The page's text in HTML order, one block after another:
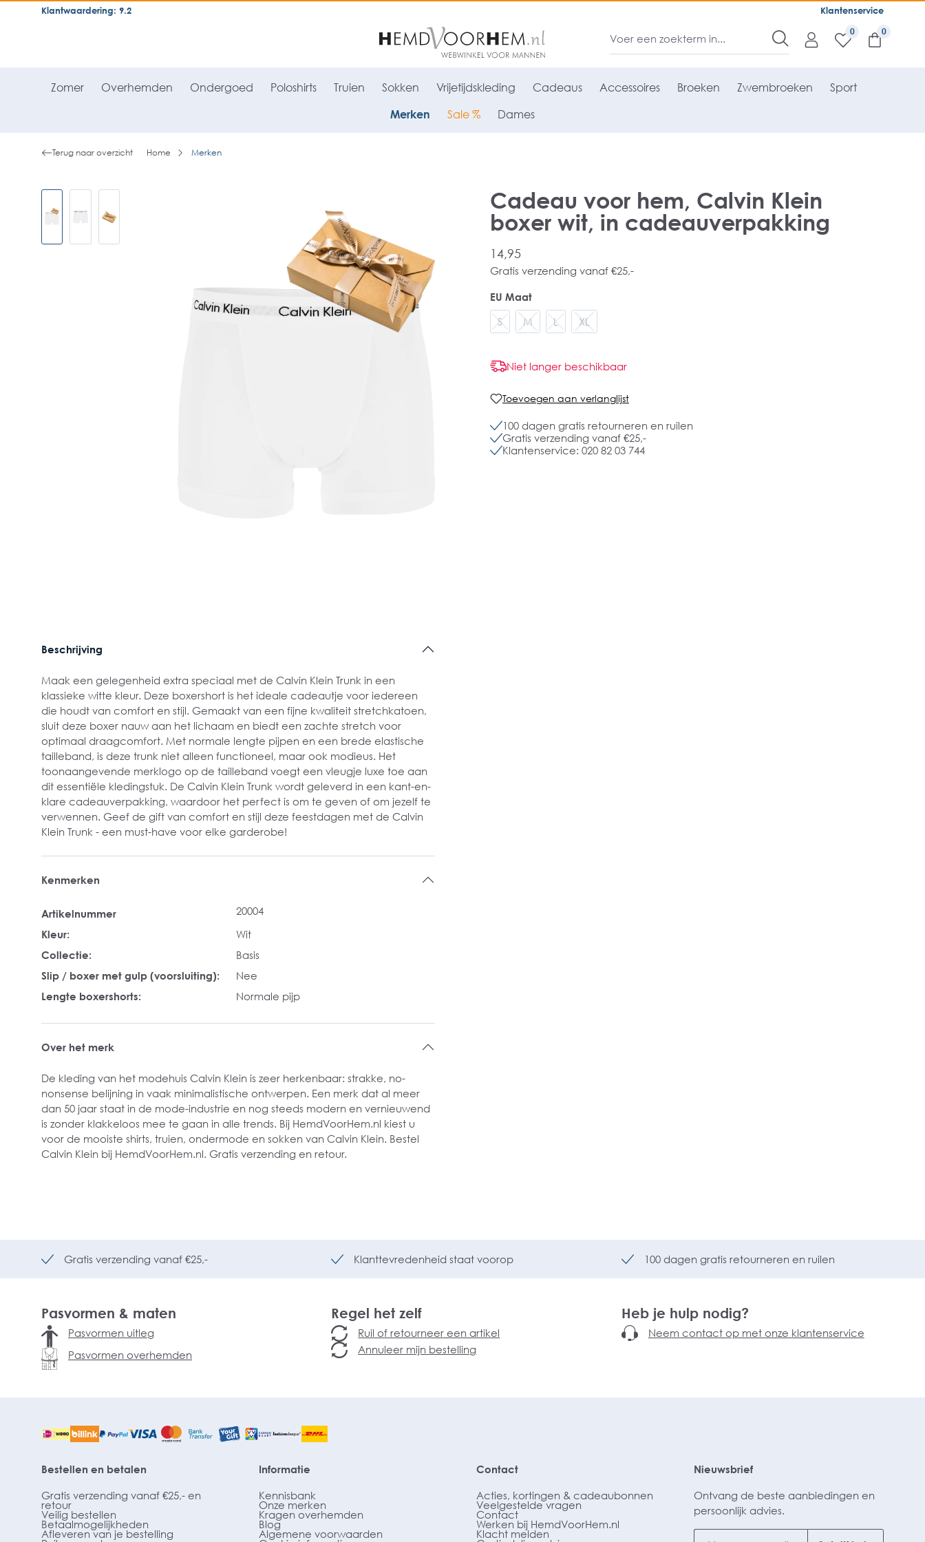
general.skipToNavigation Klantenservice
Klantwaardering: 9.2
0
Zomer Overhemden Ondergoed Poloshirts Truien Sokken Vrijetijdskleding Cadeaus Accessoires Broeken Zwembroeken Sport
Merken Sale % Dames
Terug naar overzicht Home Merken
Cadeau voor hem, Calvin Klein
boxer wit, in cadeauverpakking
14,95
Gratis verzending vanaf €25,-
EU Maat
S
M L XL
Niet langer beschikbaar
Toevoegen aan verlanglijst
100 dagen gratis retourneren en ruilen
Gratis verzending vanaf €25,-
Klantenservice: 020 82 03 744
Beschrijving
Maak een gelegenheid extra speciaal met de Calvin Klein Trunk in een
klassieke witte kleur. Deze boxershort is het ideale cadeautje voor iedereen
die houdt van comfort en stijl. Gemaakt van een fijne kwaliteit stretchkatoen,
sluit deze boxer nauw aan het lichaam en biedt een zachte stretch voor
optimaal draagcomfort. Met normale lengte pijpen en een brede elastische
tailleband, is deze trunk niet alleen functioneel, maar ook modieus. Het
toonaangevende merklogo op de tailleband voegt een vleugje luxe toe aan
dit essentiële kledingstuk. De Calvin Klein Trunk wordt geleverd in een kant-en-
klare cadeauverpakking, waardoor het perfect is om te geven of om jezelf te
verwennen. Geef de gift van comfort en stijl deze feestdagen met de Calvin
Klein Trunk - een must-have voor elke garderobe!
Kenmerken
Artikelnummer
20004
Kleur:
Wit
Collectie:
Basis
Slip / boxer met gulp (voorsluiting):
Nee
Lengte boxershorts:
Normale pijp
Over het merk
De kleding van het modehuis Calvin Klein is zeer herkenbaar: strakke, no-
nonsense belijning in vaak minimalistische ontwerpen. Een merk dat al meer
dan 50 jaar staat in de mode-industrie en nog steeds modern en vernieuwend
is zonder klakkeloos mee te gaan in alle trends. Bij HemdVoorHem.nl kiest u
voor de mooiste shirts, truien, ondermode en sokken van Calvin Klein. Bestel
Calvin Klein bij HemdVoorHem.nl. Gratis verzending en retour.
Gratis verzending vanaf €25,- Klanttevredenheid staat voorop 100 dagen gratis retourneren en ruilen
Pasvormen & maten
Pasvormen uitleg
Pasvormen overhemden
Regel het zelf
Ruil of retourneer een artikel
Annuleer mijn bestelling
Heb je hulp nodig?
Neem contact op met onze klantenservice
Bestellen en betalen
Gratis verzending vanaf €25,- en
retour
Veilig bestellen
Betaalmogelijkheden
Afleveren van je bestelling
Informatie
Kennisbank
Onze merken
Kragen overhemden
Blog
Algemene voorwaarden
Contact
Acties, kortingen & cadeaubonnen
Veelgestelde vragen
Contact
Werken bij HemdVoorHem.nl
Klacht melden
Nieuwsbrief
Ontvang de beste aanbiedingen en
persoonlijk advies.